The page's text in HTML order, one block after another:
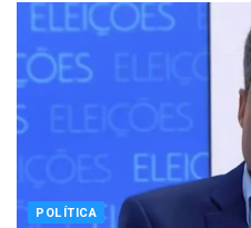
POLÍTICA